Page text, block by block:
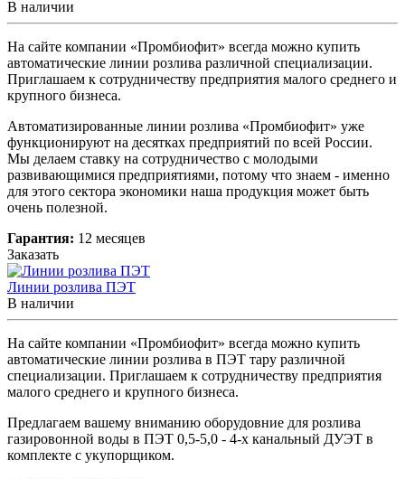
В наличии
На сайте компании «Промбиофит» всегда можно купить
автоматические линии розлива различной специализации.
Приглашаем к сотрудничеству предприятия малого среднего и
крупного бизнеса.
Автоматизированные линии розлива «Промбиофит» уже
функционируют на десятках предприятий по всей России.
Мы делаем ставку на сотрудничество с молодыми
развивающимися предприятиями, потому что знаем - именно
для этого сектора экономики наша продукция может быть
очень полезной.
Гарантия: 12 месяцев
Заказать
Линии розлива ПЭТ
В наличии
На сайте компании «Промбиофит» всегда можно купить
автоматические линии розлива в ПЭТ тару различной
специализации. Приглашаем к сотрудничеству предприятия
малого среднего и крупного бизнеса.
Предлагаем вашему вниманию оборудовние для розлива
газировонной воды в ПЭТ 0,5-5,0 - 4-х канальный ДУЭТ в
комплекте с укупорщиком.